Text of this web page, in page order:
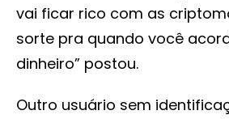
vai ficar rico com as
sorte pra quando você
dinheiro” postou.
Outro usuário sem